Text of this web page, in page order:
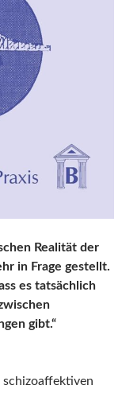
Realität der
in Frage gestellt.
es tatsächlich
gibt.“
schizoaffektiven